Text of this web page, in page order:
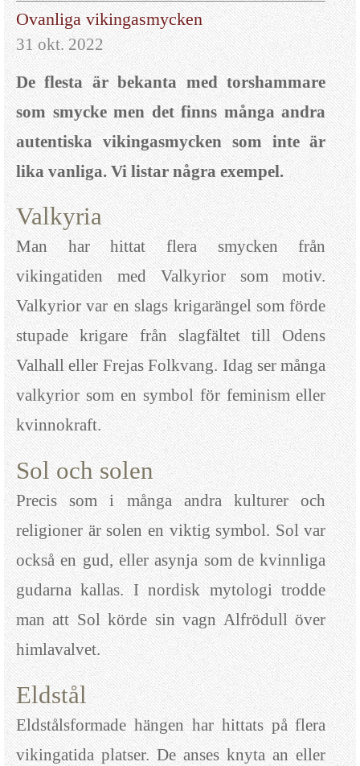
Ovanliga vikingasmycken
31 okt. 2022
De flesta är bekanta med torshammare
som smycke men det finns många andra
autentiska vikingasmycken som inte är
lika vanliga. Vi listar några exempel.
Valkyria
Man har hittat flera smycken från
vikingatiden med Valkyrior som motiv.
Valkyrior var en slags krigarängel som förde
stupade krigare från slagfältet till Odens
Valhall eller Frejas Folkvang. Idag ser många
valkyrior som en symbol för feminism eller
kvinnokraft.
Sol och solen
Precis som i många andra kulturer och
religioner är solen en viktig symbol. Sol var
också en gud, eller asynja som de kvinnliga
gudarna kallas. I nordisk mytologi trodde
man att Sol körde sin vagn Alfrödull över
himlavalvet.
Eldstål
Eldstålsformade hängen har hittats på flera
vikingatida platser. De anses knyta an eller